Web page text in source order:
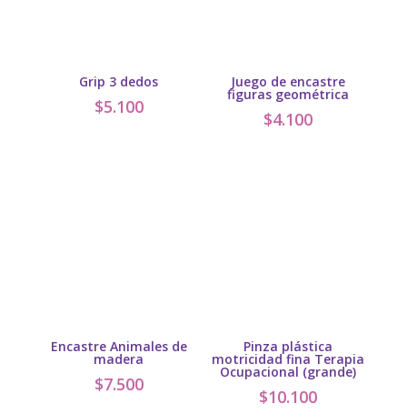
Grip 3 dedos
$5.100
Juego de encastre
figuras geométrica
$4.100
Encastre Animales de
madera
$7.500
Pinza plástica
motricidad fina Terapia
Ocupacional (grande)
$10.100